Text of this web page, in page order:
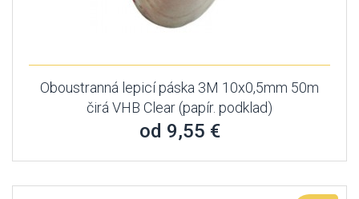
Oboustranná lepicí páska 3M 10x0,5mm 50m
čirá VHB Clear (papír. podklad)
od 9,55 €